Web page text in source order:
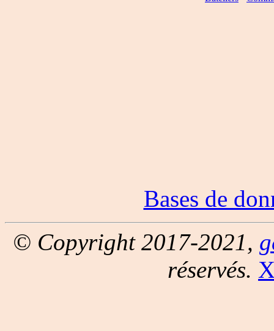
Bases de
© Copyright 2017-2021,
réservés.